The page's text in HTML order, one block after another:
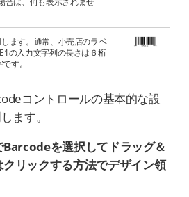
します。通常、小売店のラベ
の入力文字列の長さは６桁
す。
コントロールの基本的な設
ます。
Barcodeを選択してドラッグ＆
クリックする方法でデザイン領